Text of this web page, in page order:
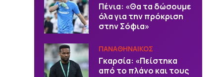
Πένια: «Θα τα δώσουμε
όλα για την πρόκριση
στην Σόφια»
ΠΑΝΑΘΗΝΑΙΚΟΣ
Γκαρσία: «Πείστηκα
από το πλάνο και τους